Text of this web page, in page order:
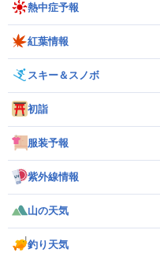
熱中症予報
紅葉情報
スキー＆スノボ
初詣
服装予報
紫外線情報
山の天気
釣り天気